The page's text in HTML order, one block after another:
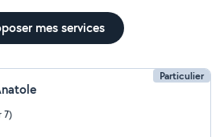
mes services
Particulier
7)